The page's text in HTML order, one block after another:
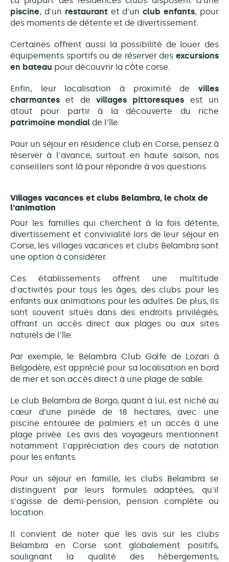
piscine, d'un restaurantet d'unclub enfants, pour
des moments de détente et de divertissement.
Certaines offrent aussi la possibilité de louer des
équipements sportifs ou de réserver des excursions
en bateau pour découvrir la côte corse.
Enfin, leur localisation à proximité de villes
charmantes et de villages pittoresques est un
atout pour partir à la découverte du riche
patrimoine mondial de l'île.
Pour un séjour en résidence club en Corse, pensez à
réserver à l'avance, surtout en haute saison, nos
conseillers sont là pour répondre à vos questions.
Villages vacances et clubs Belambra, le choix de
l'animation
Pour les familles qui cherchent à la fois détente,
divertissement et convivialité lors de leur séjour en
Corse, les villages vacances et clubs Belambra sont
une option à considérer.
Ces établissements offrent une multitude
d'activités pour tous les âges, des clubs pour les
enfants aux animations pour les adultes. De plus, ils
sont souvent situés dans des endroits privilégiés,
offrant un accès direct aux plages ou aux sites
naturels de l'île.
Par exemple, le Belambra Club Golfe de Lozari à
Belgodère, est apprécié pour sa localisation en bord
de mer et son accès direct à une plage de sable.
Le club Belambra de Borgo, quant à lui, est niché au
cœur d'une pinède de 18 hectares, avec une
piscine entourée de palmiers et un accès à une
plage privée. Les avis des voyageurs mentionnent
notamment l'appréciation des cours de natation
pour les enfants.
Pour un séjour en famille, les clubs Belambra se
distinguent par leurs formules adaptées, qu'il
s'agisse de demi-pension, pension complète ou
location.
Il convient de noter que les avis sur les clubs
Belambra en Corse sont globalement positifs,
soulignant la qualité des hébergements,